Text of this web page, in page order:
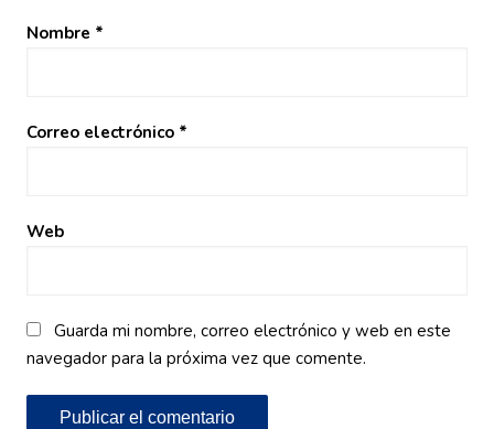
Nombre *
Correo electrónico *
Web
Guarda mi nombre, correo electrónico y web en este
navegador para la próxima vez que comente.